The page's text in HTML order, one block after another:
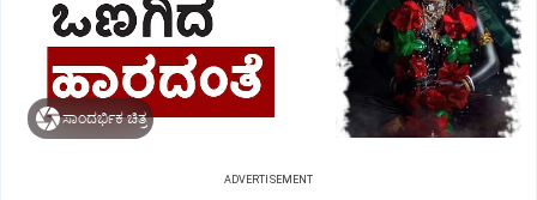
ಸಾಂದರ್ಭಿಕ ಚಿತ್ರ
ADVERTISEMENT